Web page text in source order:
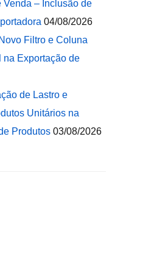
Venda – Inclusão de
04/08/2026
Filtro e Coluna
na Exportação de
de Lastro e
Unitários na
Produtos 03/08/2026